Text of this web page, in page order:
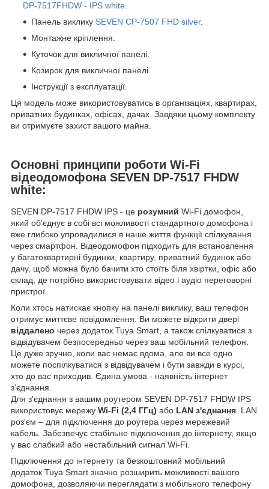
DP-7517FHDW - IPS white.
Панель виклику SEVEN CP-7507 FHD silver.
Монтажне кріплення.
Куточок для викличної панелі.
Козирок для викличної панелі.
Інструкції з експлуатації.
Ця модель може використовуватись в організаціях, квартирах,
приватних будинках, офісах, дачах. Завдяки цьому комплекту
ви отримуєте захист вашого майна.
Основні принципи роботи Wi-Fi
відеодомофона SEVEN DP-7517 FHDW
white:
SEVEN DP-7517 FHDW IPS - це розумний Wi-Fi домофон,
який об'єднує в собі всі можливості стандартного домофона і
вже глибоко упровадилися в наше життя функції спілкування
через смартфон. Відеодомофон підходить для встановлення
у багатоквартирні будинки, квартиру, приватний будинок або
дачу, щоб можна було бачити хто стоїть біля хвіртки, офіс або
склад, де потрібно використовувати відео і аудіо переговорні
пристрої.
Коли хтось натискає кнопку на панелі виклику, ваш телефон
отримує миттєве повідомлення. Ви можете відкрити двері
віддалено через додаток Tuya Smart, а також спілкуватися з
відвідувачем безпосередньо через ваш мобільний телефон.
Це дуже зручно, коли вас немає вдома, але ви все одно
можете поспілкуватися з відвідувачем і бути завжди в курсі,
хто до вас приходив. Єдина умова - наявність інтернет
з'єднання.
Для з'єднання з вашим роутером SEVEN DP-7517 FHDW IPS
використовує мережу Wi-Fi (2,4 ГГц) або LAN з'єднання . LAN
роз'єм – для підключення до роутера через мережевий
кабель. Забезпечує стабільне підключення до інтернету, якщо
у вас слабкий або нестабільний сигнал Wi-Fi.
Підключення до інтернету та безкоштовний мобільний
додаток Tuya Smart значно розширить можливості вашого
домофона, дозволяючи переглядати з мобільного телефону